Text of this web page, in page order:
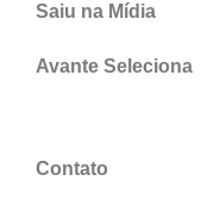
Saiu na Mídia
Avante Seleciona
Contato